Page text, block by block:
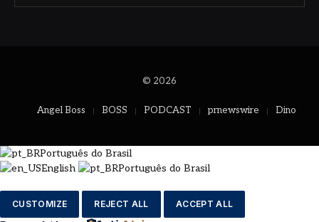
© 2026
Angel Boss BOSS PODCAST prnewswire Dino
Português do Brasil
English
Português do Brasil
CUSTOMIZE REJECT ALL ACCEPT ALL